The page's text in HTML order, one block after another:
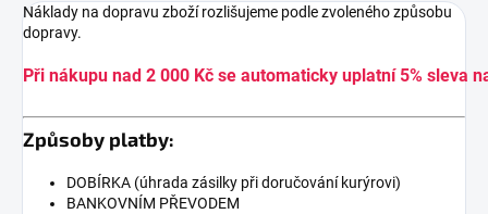
Náklady na dopravu zboží rozlišujeme podle zvoleného způsobu
dopravy.
Při nákupu nad 2 000 Kč se automaticky uplatní 5% sleva
Způsoby platby:
DOBÍRKA (úhrada zásilky při doručování kurýrovi)
BANKOVNÍM PŘEVODEM